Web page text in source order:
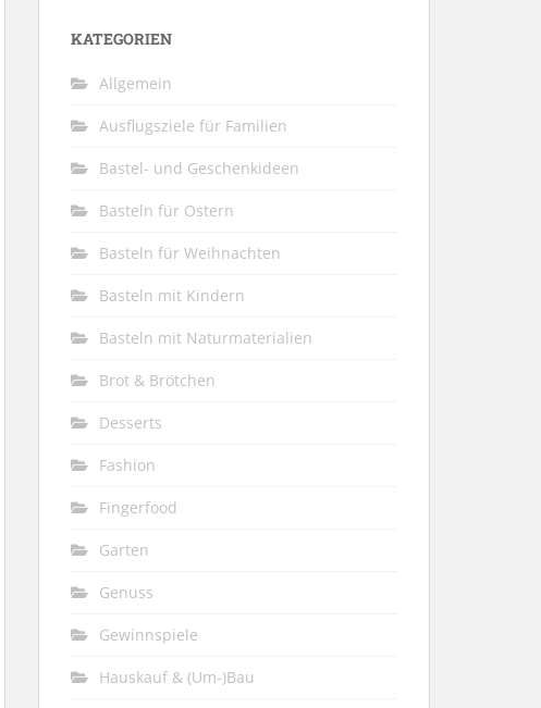
KATEGORIEN
Allgemein
Ausflugsziele für Familien
Bastel- und Geschenkideen
Basteln für Ostern
Basteln für Weihnachten
Basteln mit Kindern
Basteln mit Naturmaterialien
Brot & Brötchen
Desserts
Fashion
Fingerfood
Garten
Genuss
Gewinnspiele
Hauskauf & (Um-)Bau